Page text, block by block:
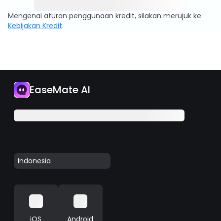
Mengenai aturan penggunaan kredit, silakan merujuk ke
Kebijakan Kredit.
EaseMate AI
Indonesia
iOS Android